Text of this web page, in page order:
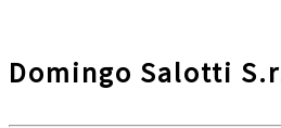
Domingo Salotti